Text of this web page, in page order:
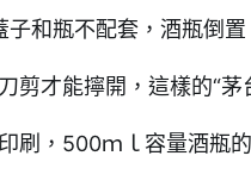
和瓶不配套，酒瓶倒
剪才能擰開，這樣的“茅
刷，500ｍｌ容量酒瓶